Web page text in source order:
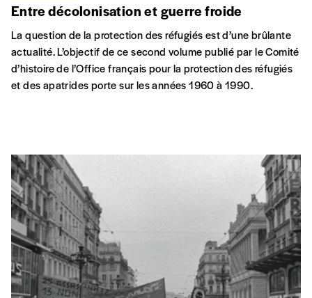
Entre décolonisation et guerre froide
La question de la protection des réfugiés est d’une brûlante
actualité. L’objectif de ce second volume publié par le Comité
d’histoire de l’Office français pour la protection des réfugiés
et des apatrides porte sur les années 1960 à 1990.